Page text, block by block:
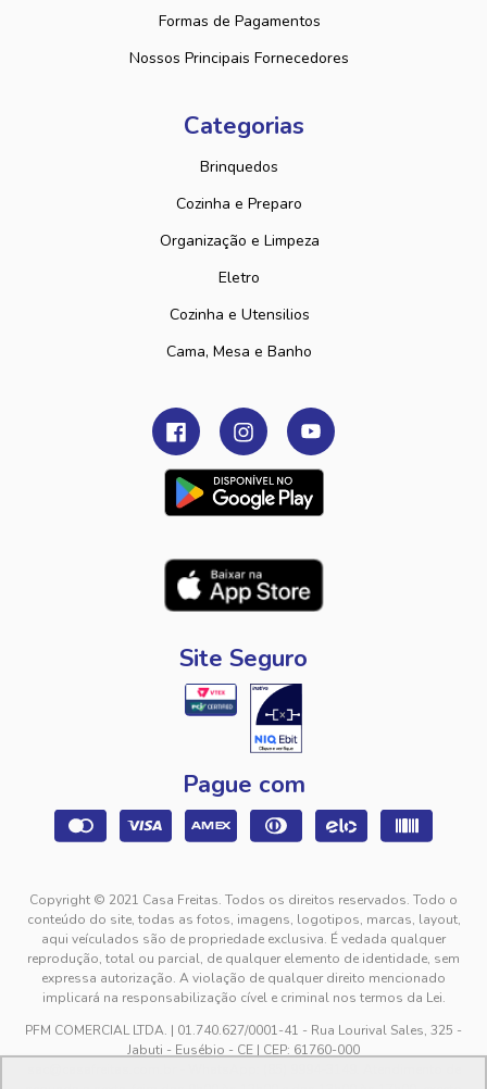
Formas de Pagamentos
Nossos Principais Fornecedores
Categorias
Brinquedos
Cozinha e Preparo
Organização e Limpeza
Eletro
Cozinha e Utensilios
Cama, Mesa e Banho
Site Seguro
Pague com
Copyright © 2021 Casa Freitas. Todos os direitos reservados. Todo o
conteúdo do site, todas as fotos, imagens, logotipos, marcas, layout,
aqui veículados são de propriedade exclusiva. É vedada qualquer
reprodução, total ou parcial, de qualquer elemento de identidade, sem
expressa autorização. A violação de qualquer direito mencionado
implicará na responsabilização cível e criminal nos termos da Lei.
PFM COMERCIAL LTDA. | 01.740.627/0001-41 - Rua Lourival Sales, 325 -
Jabuti - Eusébio - CE | CEP: 61760-000